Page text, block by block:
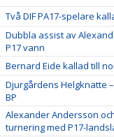
Två DIF PA17-spelare
Dubbla assist av
P17 vann
Bernard Eide kallad till
Djurgårdens Helgknatte
BP
Alexander Andersson
turnering med P17-